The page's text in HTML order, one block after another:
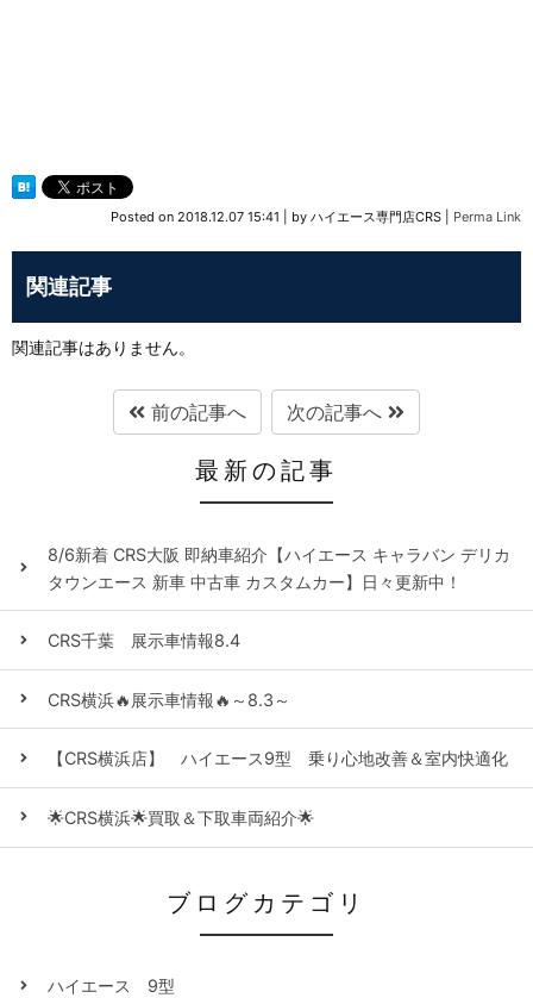
Posted on 2018.12.07 15:41 by ハイエース専門店CRS Perma Link
関連記事
関連記事はありません。
前の記事へ 次の記事へ
最新の記事
8/6新着 CRS大阪 即納車紹介【ハイエース キャラバン デリカ
タウンエース 新車 中古車 カスタムカー】日々更新中！
CRS千葉 展示車情報8.4
CRS横浜🔥展示車情報🔥～8.3～
【CRS横浜店】 ハイエース9型 乗り心地改善＆室内快適化
🌟CRS横浜🌟買取＆下取車両紹介🌟
ブログカテゴリ
ハイエース 9型